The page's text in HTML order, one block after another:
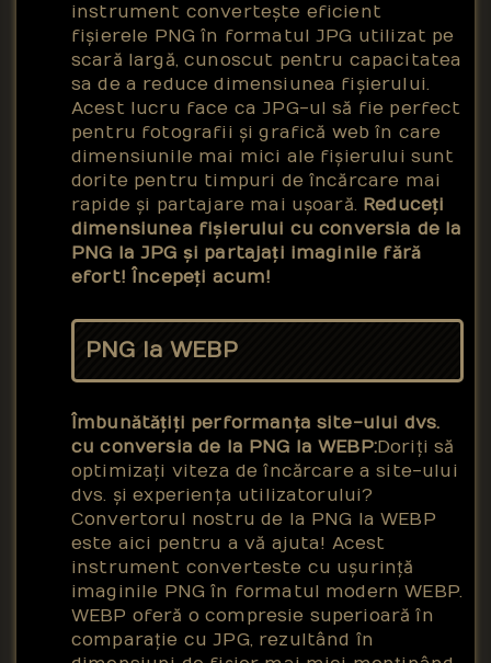
instrument convertește eficient
fișierele PNG în formatul JPG utilizat pe
scară largă, cunoscut pentru capacitatea
sa de a reduce dimensiunea fișierului.
Acest lucru face ca JPG-ul să fie perfect
pentru fotografii și grafică web în care
dimensiunile mai mici ale fișierului sunt
dorite pentru timpuri de încărcare mai
rapide și partajare mai ușoară. Reduceți
dimensiunea fișierului cu conversia de la
PNG la JPG și partajați imaginile fără
efort! Începeți acum!
PNG la WEBP
Îmbunătățiți performanța site-ului dvs.
cu conversia de la PNG la WEBP:Doriți să
optimizați viteza de încărcare a site-ului
dvs. și experiența utilizatorului?
Convertorul nostru de la PNG la WEBP
este aici pentru a vă ajuta! Acest
instrument converteste cu ușurință
imaginile PNG în formatul modern WEBP.
WEBP oferă o compresie superioară în
comparație cu JPG, rezultând în